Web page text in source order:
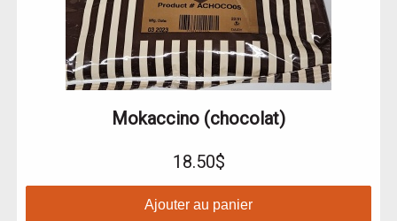
18.50$
Mokaccino (chocolat)
Ajouter au panier